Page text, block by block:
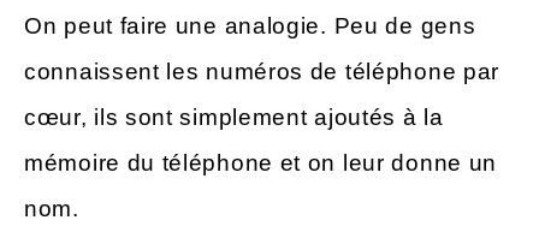
On peut faire une analogie. Peu de gens
connaissent les numéros de téléphone par
cœur, ils sont simplement ajoutés à la
mémoire du téléphone et on leur donne un
nom.